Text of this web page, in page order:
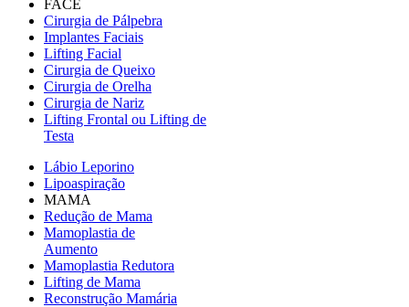
FACE
Cirurgia de Pálpebra
Implantes Faciais
Lifting Facial
Cirurgia de Queixo
Cirurgia de Orelha
Cirurgia de Nariz
Lifting Frontal ou Lifting de
Testa
Lábio Leporino
Lipoaspiração
MAMA
Redução de Mama
Mamoplastia de
Aumento
Mamoplastia Redutora
Lifting de Mama
Reconstrução Mamária